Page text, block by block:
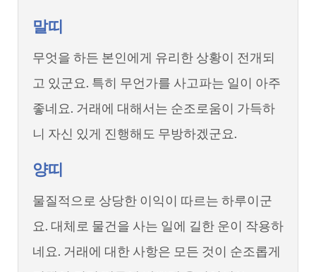
말띠
무엇을 하든 본인에게 유리한 상황이 전개되
고 있군요. 특히 무언가를 사고파는 일이 아주
좋네요. 거래에 대해서는 순조로움이 가득하
니 자신 있게 진행해도 무방하겠군요.
양띠
물질적으로 상당한 이익이 따르는 하루이군
요. 대체로 물건을 사는 일에 길한 운이 작용하
네요. 거래에 대한 사항은 모든 것이 순조롭게